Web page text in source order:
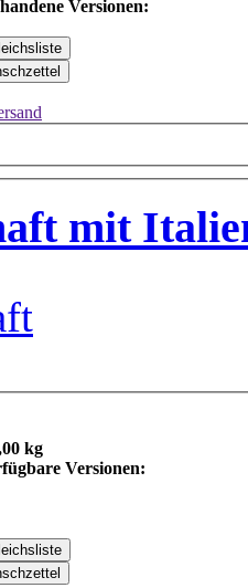
Versionen:
mit
kg
Versionen: